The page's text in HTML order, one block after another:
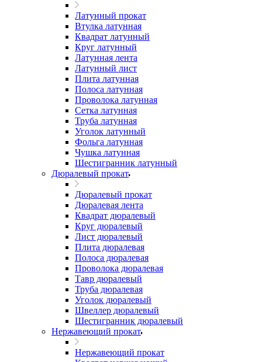
Латунный прокат
Втулка латунная
Квадрат латунный
Круг латунный
Латунная лента
Латунный лист
Плита латунная
Полоса латунная
Проволока латунная
Сетка латунная
Труба латунная
Уголок латунный
Фольга латунная
Чушка латунная
Шестигранник латунный
Дюралевый прокат
Дюралевый прокат
Дюралевая лента
Квадрат дюралевый
Круг дюралевый
Лист дюралевый
Плита дюралевая
Полоса дюралевая
Проволока дюралевая
Тавр дюралевый
Труба дюралевая
Уголок дюралевый
Швеллер дюралевый
Шестигранник дюралевый
Нержавеющий прокат
Нержавеющий прокат